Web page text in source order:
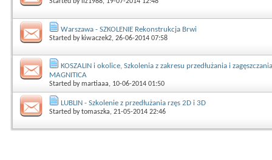
Warszawa - SZKOLENIE Rekonstrukcja Brwi
Started by kiwaczek2, 26-06-2014 07:58
KOSZALIN i okolice, Szkolenia z zakresu przedłużania i
MAGNITICA
Started bymartiaaa, 10-06-2014 01:50
LUBLIN - Szkolenie z przedłużania rzęs 2D i 3D
Started bytomaszka, 21-05-2014 22:46